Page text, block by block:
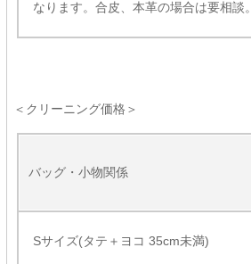
なります。合皮、本革の場合は要相談。
＜クリーニング価格＞
バッグ・小物関係
Sサイズ(タテ＋ヨコ 35cm未満)